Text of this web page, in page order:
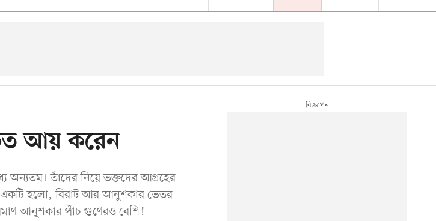
আয় করেন
অন্যতম। তাঁদের নিয়ে ভক্তদের আগ্রহের
একটি হলো, বিরাট আর আনুশকার ভেতর
আনুশকার পাঁচ গুণেরও বেশি!